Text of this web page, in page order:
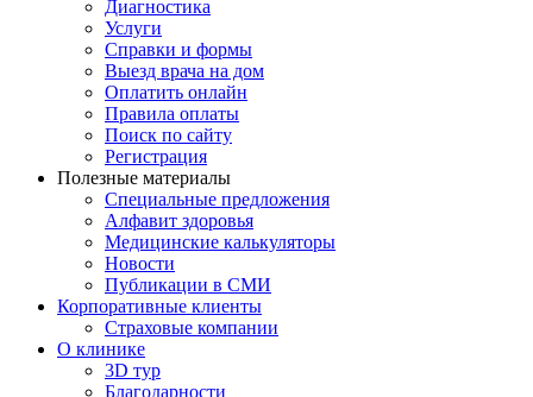
Диагностика
Услуги
Справки и формы
Выезд врача на дом
Оплатить онлайн
Правила оплаты
Поиск по сайту
Регистрация
Полезные материалы
Специальные предложения
Алфавит здоровья
Медицинские калькуляторы
Новости
Публикации в СМИ
Корпоративные клиенты
Страховые компании
О клинике
3D тур
Благодарности